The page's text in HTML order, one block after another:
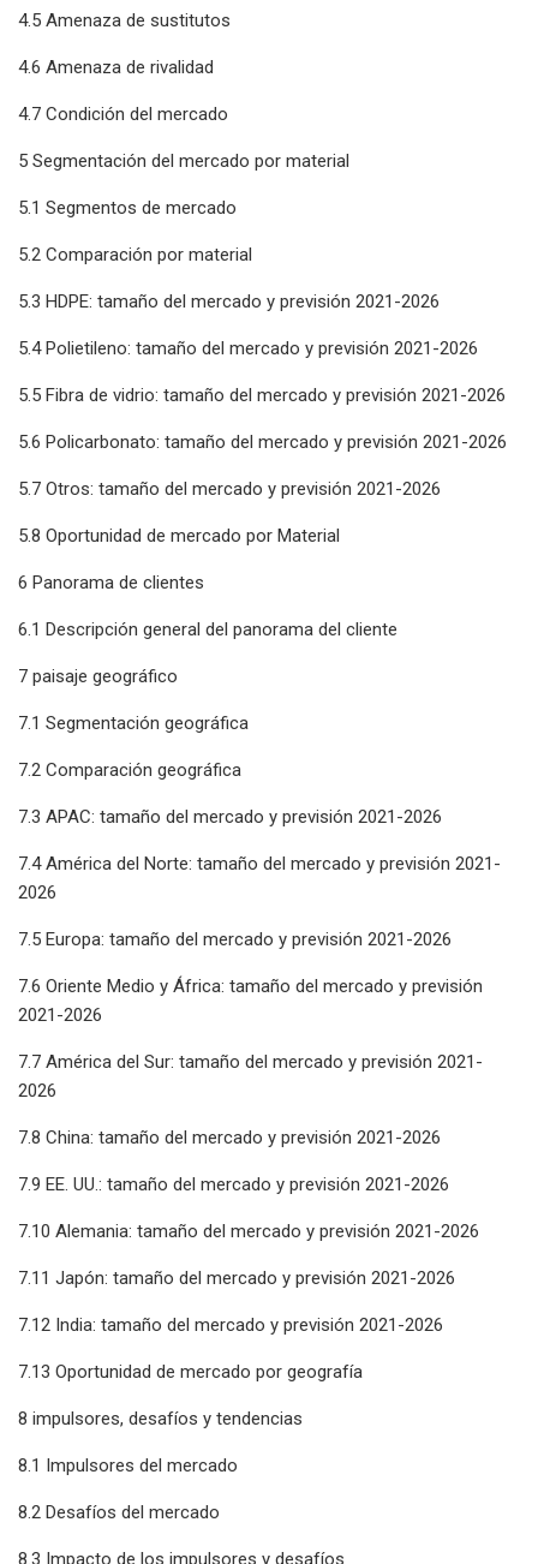
4.5 Amenaza de sustitutos
4.6 Amenaza de rivalidad
4.7 Condición del mercado
5 Segmentación del mercado por material
5.1 Segmentos de mercado
5.2 Comparación por material
5.3 HDPE: tamaño del mercado y previsión 2021-2026
5.4 Polietileno: tamaño del mercado y previsión 2021-2026
5.5 Fibra de vidrio: tamaño del mercado y previsión 2021-2026
5.6 Policarbonato: tamaño del mercado y previsión 2021-2026
5.7 Otros: tamaño del mercado y previsión 2021-2026
5.8 Oportunidad de mercado por Material
6 Panorama de clientes
6.1 Descripción general del panorama del cliente
7 paisaje geográfico
7.1 Segmentación geográfica
7.2 Comparación geográfica
7.3 APAC: tamaño del mercado y previsión 2021-2026
7.4 América del Norte: tamaño del mercado y previsión 2021-
2026
7.5 Europa: tamaño del mercado y previsión 2021-2026
7.6 Oriente Medio y África: tamaño del mercado y previsión
2021-2026
7.7 América del Sur: tamaño del mercado y previsión 2021-
2026
7.8 China: tamaño del mercado y previsión 2021-2026
7.9 EE. UU.: tamaño del mercado y previsión 2021-2026
7.10 Alemania: tamaño del mercado y previsión 2021-2026
7.11 Japón: tamaño del mercado y previsión 2021-2026
7.12 India: tamaño del mercado y previsión 2021-2026
7.13 Oportunidad de mercado por geografía
8 impulsores, desafíos y tendencias
8.1 Impulsores del mercado
8.2 Desafíos del mercado
8.3 Impacto de los impulsores y desafíos